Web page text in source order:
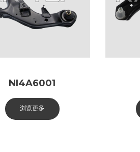
NI4A6001
浏览更多